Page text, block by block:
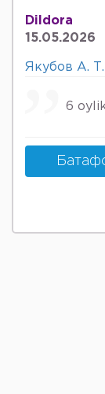
Dildora
15.05.2026
Якубов А. Т.
6